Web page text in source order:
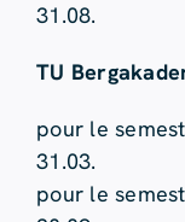
31.08.
TU
pour le
31.03.
pour le